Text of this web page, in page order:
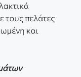
τους πελάτες
και